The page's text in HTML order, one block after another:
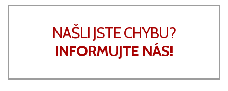
NAŠLI JSTE CHYBU?
INFORMUJTE NÁS!